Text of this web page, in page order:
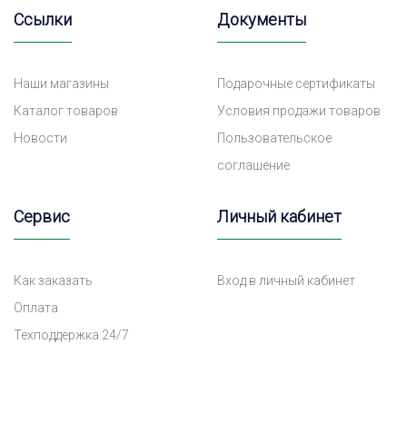
Ссылки
Наши магазины
Каталог товаров
Новости
Документы
Подарочные сертификаты
Условия продажи товаров
Пользовательское
соглашение
Сервис
Как заказать
Оплата
Техподдержка 24/7
Личный кабинет
Вход в личный кабинет